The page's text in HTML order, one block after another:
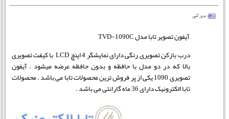
آیفون تصویر تابا مدل TVD-1090C
درب بازکن تصویری رنگی دارای نمایشگر 4 اینچ LCD با کیفت تصویری
بالا که در دو مدل با حافظه و بدون حافظه عرضه میشود . آیفون
تصویری 1090 یکی از پر فروش ترین محصولات تابا می باشد . محصولات
تابا الکترونیک دارای 36 ماه گارانتی می باشد .